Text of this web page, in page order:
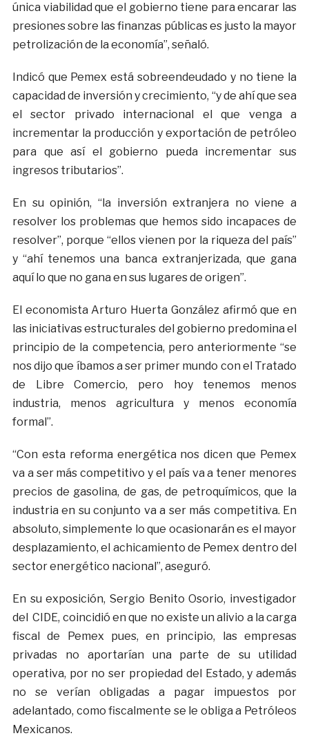
única viabilidad que el gobierno tiene para encarar las
presiones sobre las finanzas públicas es justo la mayor
petrolización de la economía”, señaló.
Indicó que Pemex está sobreendeudado y no tiene la
capacidad de inversión y crecimiento, “y de ahí que sea
el sector privado internacional el que venga a
incrementar la producción y exportación de petróleo
para que así el gobierno pueda incrementar sus
ingresos tributarios”.
En su opinión, “la inversión extranjera no viene a
resolver los problemas que hemos sido incapaces de
resolver”, porque “ellos vienen por la riqueza del país”
y “ahí tenemos una banca extranjerizada, que gana
aquí lo que no gana en sus lugares de origen”.
El economista Arturo Huerta González afirmó que en
las iniciativas estructurales del gobierno predomina el
principio de la competencia, pero anteriormente “se
nos dijo que íbamos a ser primer mundo con el Tratado
de Libre Comercio, pero hoy tenemos menos
industria, menos agricultura y menos economía
formal”.
“Con esta reforma energética nos dicen que Pemex
va a ser más competitivo y el país va a tener menores
precios de gasolina, de gas, de petroquímicos, que la
industria en su conjunto va a ser más competitiva. En
absoluto, simplemente lo que ocasionarán es el mayor
desplazamiento, el achicamiento de Pemex dentro del
sector energético nacional”, aseguró.
En su exposición, Sergio Benito Osorio, investigador
del CIDE, coincidió en que no existe un alivio a la carga
fiscal de Pemex pues, en principio, las empresas
privadas no aportarían una parte de su utilidad
operativa, por no ser propiedad del Estado, y además
no se verían obligadas a pagar impuestos por
adelantado, como fiscalmente se le obliga a Petróleos
Mexicanos.